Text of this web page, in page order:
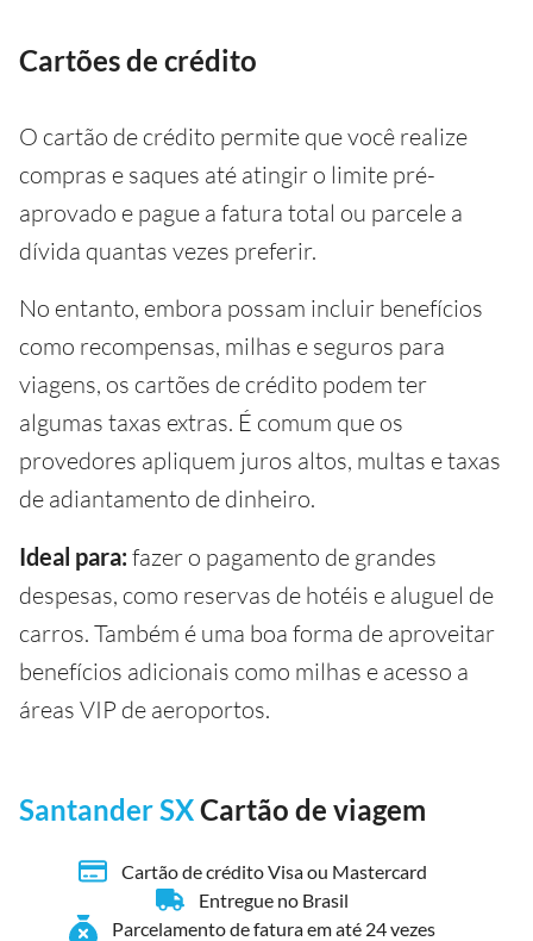
Cartões de crédito
O cartão de crédito permite que você realize
compras e saques até atingir o limite pré-
aprovado e pague a fatura total ou parcele a
dívida quantas vezes preferir.
No entanto, embora possam incluir benefícios
como recompensas, milhas e seguros para
viagens, os cartões de crédito podem ter
algumas taxas extras. É comum que os
provedores apliquem juros altos, multas e taxas
de adiantamento de dinheiro.
Ideal para: fazer o pagamento de grandes
despesas, como reservas de hotéis e aluguel de
carros. Também é uma boa forma de aproveitar
benefícios adicionais como milhas e acesso a
áreas VIP de aeroportos.
Santander SXCartão de viagem
Cartão de crédito Visa ou Mastercard
Entregue no Brasil
Parcelamento de fatura em até 24 vezes